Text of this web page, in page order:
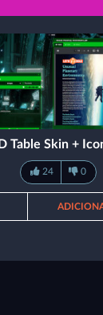
Table Skin +
24 0